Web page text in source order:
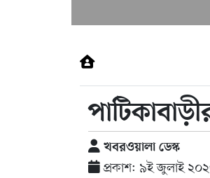
খবরওয়ালা ডেস্ক
প্রকাশ: ৯ই জুলাই